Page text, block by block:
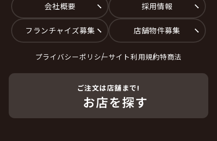
会社概要 採用情報
フランチャイズ募集 店舗物件募集
プライバシーポリシーサイト利用規約特商法
ご注文は店舗まで!
お店を探す